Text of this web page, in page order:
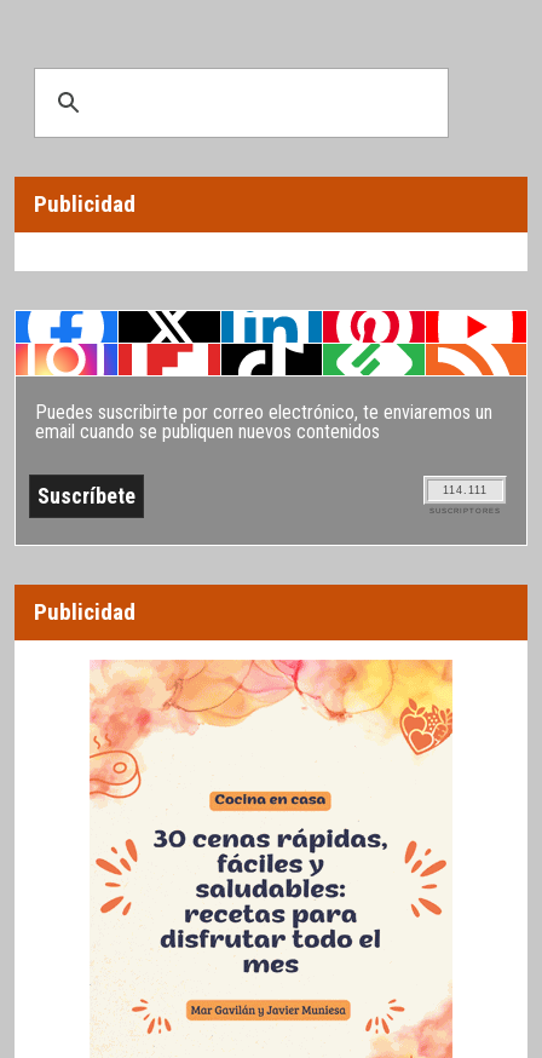
Publicidad
Puedes suscribirte por correo electrónico, te enviaremos un
email cuando se publiquen nuevos contenidos
114.111
SUSCRIPTORES
Publicidad